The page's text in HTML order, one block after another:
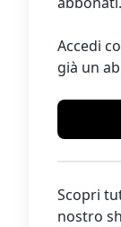
Accedi
già un
Scopri
nostro